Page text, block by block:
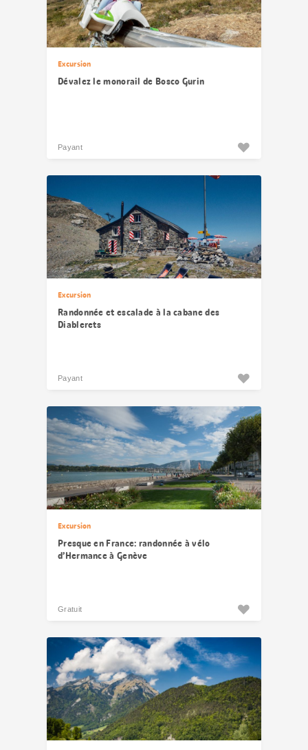
Excursion
Dévalez le monorail de Bosco Gurin
Payant
Excursion
Randonnée et escalade à la cabane des
Diablerets
Payant
Excursion
Presque en France: randonnée à vélo
d’Hermance à Genève
Gratuit